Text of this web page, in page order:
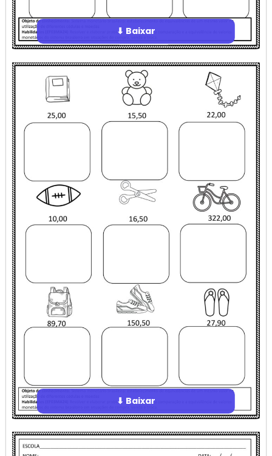
⬇ Baixar
⬇ Baixar